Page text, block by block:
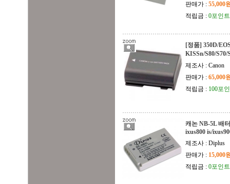
판매가 : 55,000
적립금 : 0포인트
[정품] 350D/
KISSn/S80/S70/
제조사 : Canon
판매가 : 65,000
적립금 : 100포
캐논 NB-5L 배
ixus800 is/
제조사 : Diplus
판매가 : 15,000
적립금 : 0포인트